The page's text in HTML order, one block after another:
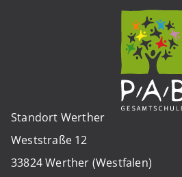
Standort Werther
Weststraße 12
33824 Werther (Westfalen)